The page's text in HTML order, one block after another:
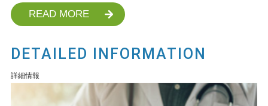
READ MORE
DETAILED INFORMATION
詳細情報